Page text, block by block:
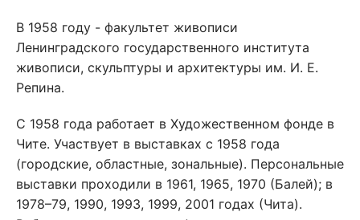
В 1958 году - факультет живописи
Ленинградского государственного института
живописи, скульптуры и архитектуры им. И. Е.
Репина.
С 1958 года работает в Художественном фонде в
Чите. Участвует в выставках с 1958 года
(городские, областные, зональные). Персональные
выставки проходили в 1961, 1965, 1970 (Балей); в
1978–79, 1990, 1993, 1999, 2001 годах (Чита).